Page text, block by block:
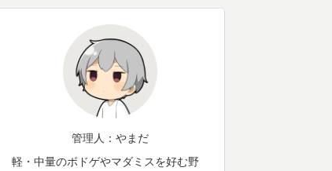
管理人：やまだ
軽・中量のボドゲやマダミスを好む野